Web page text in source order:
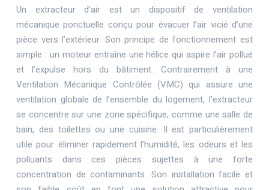
Un extracteur d’air est un dispositif de ventilation
mécanique ponctuelle conçu pour évacuer l’air vicié d’une
pièce vers l’extérieur. Son principe de fonctionnement est
simple : un moteur entraîne une hélice qui aspire l’air pollué
et l’expulse hors du bâtiment. Contrairement à une
Ventilation Mécanique Contrôlée (VMC) qui assure une
ventilation globale de l’ensemble du logement, l’extracteur
se concentre sur une zone spécifique, comme une salle de
bain, des toilettes ou une cuisine. Il est particulièrement
utile pour éliminer rapidement l’humidité, les odeurs et les
polluants dans ces pièces sujettes à une forte
concentration de contaminants. Son installation facile et